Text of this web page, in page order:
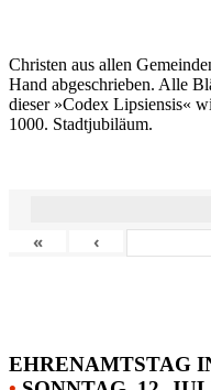
Christen aus allen
Hand abgeschrieben. Alle
dieser »Codex Lipsiensis«
1000. Stadtjubiläum.
« ‹
EHRENAMTSTAG